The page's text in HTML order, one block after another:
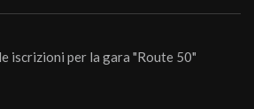
iscrizioni per la gara "Route 50"